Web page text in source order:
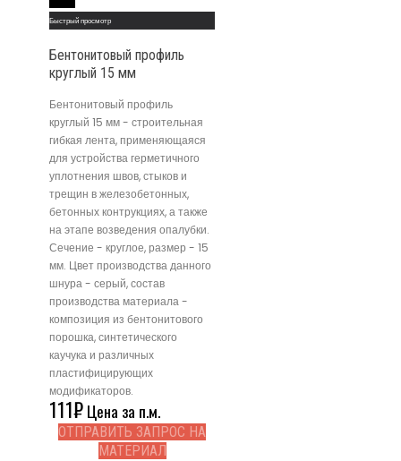
Быстрый просмотр
Бентонитовый профиль
круглый 15 мм
Бентонитовый профиль
круглый 15 мм - строительная
гибкая лента, применяющаяся
для устройства герметичного
уплотнения швов, стыков и
трещин в железобетонных,
бетонных контрукциях, а также
на этапе возведения опалубки.
Сечение - круглое, размер - 15
мм. Цвет производства данного
шнура - серый, состав
производства материала -
композиция из бентонитового
порошка, синтетического
каучука и различных
пластифицирующих
модификаторов.
111₽Цена за п.м.
ОТПРАВИТЬ ЗАПРОС НА
МАТЕРИАЛ